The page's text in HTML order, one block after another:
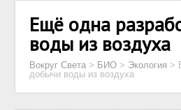
Ещё одна
воды из воздуха
Вокруг Света > БИО > Экология >
добычи воды из воздуха